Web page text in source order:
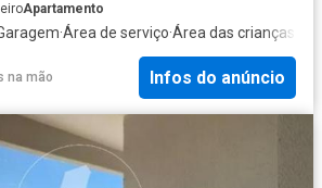
Apartamento
·Área de serviço·Área das crianças
na mão Infos do anúncio